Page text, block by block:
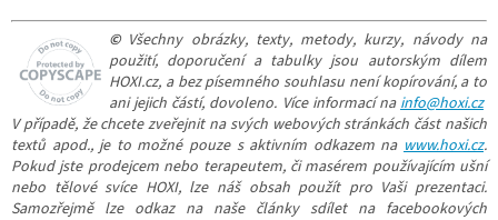
©Všechny obrázky, texty, metody, kurzy, návody na
použití, doporučení a tabulky jsou autorským dílem
HOXI.cz, a bez písemného souhlasu není kopírování, a to
ani jejich částí, dovoleno. Více informací na info@hoxi.cz
V případě, že chcete zveřejnit na svých webových stránkách část našich
textů apod., je to možné pouze s aktivním odkazem na www.hoxi.cz.
Pokud jste prodejcem nebo terapeutem, či masérem používajícím ušní
nebo tělové svíce HOXI, lze náš obsah použít pro Vaši prezentaci.
Samozřejmě lze odkaz na naše články sdílet na facebookových